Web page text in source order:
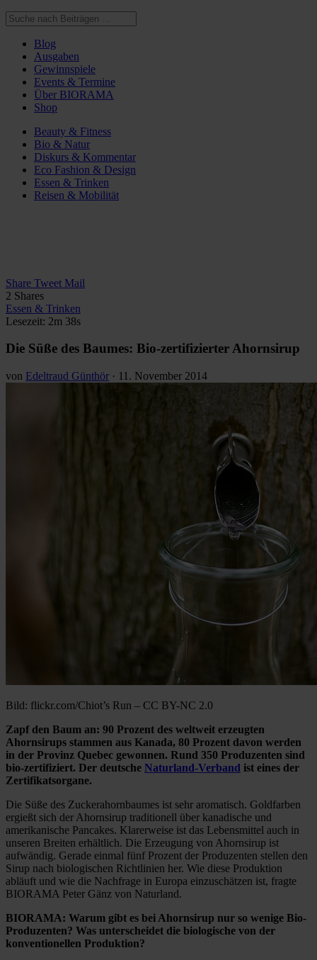
Blog
Ausgaben
Gewinnspiele
Events & Termine
Über BIORAMA
Shop
Beauty & Fitness
Bio & Natur
Diskurs & Kommentar
Eco Fashion & Design
Essen & Trinken
Reisen & Mobilität
Share Tweet Mail
2 Shares
Essen & Trinken
Lesezeit: 2m 38s
Die Süße des Baumes: Bio-zertifizierter Ahornsirup
von Edeltraud Günthör · 11. November 2014
Bild: flickr.com/Chiot’s Run – CC BY-NC 2.0
Zapf den Baum an: 90 Prozent des weltweit erzeugten
Ahornsirups stammen aus Kanada, 80 Prozent davon werden
in der Provinz Quebec gewonnen. Rund 350 Produzenten sind
bio-zertifiziert. Der deutsche Naturland-Verband ist eines der
Zertifikatsorgane.
Die Süße des Zuckerahornbaumes ist sehr aromatisch. Goldfarben
ergießt sich der Ahornsirup traditionell über kanadische und
amerikanische Pancakes. Klarerweise ist das Lebensmittel auch in
unseren Breiten erhältlich. Die Erzeugung von Ahornsirup ist
aufwändig. Gerade einmal fünf Prozent der Produzenten stellen den
Sirup nach biologischen Richtlinien her. Wie diese Produktion
abläuft und wie die Nachfrage in Europa einzuschätzen ist, fragte
BIORAMA Peter Gänz von Naturland.
BIORAMA: Warum gibt es bei Ahornsirup nur so wenige Bio-
Produzenten? Was unterscheidet die biologische von der
konventionellen Produktion?